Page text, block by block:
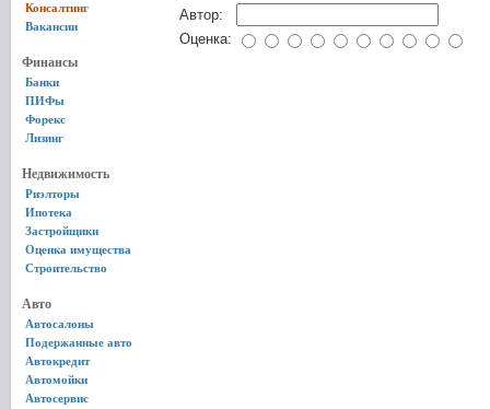
Консалтинг
Вакансии
Финансы
Банки
ПИФы
Форекс
Лизинг
Недвижимость
Риэлторы
Ипотека
Застройщики
Оценка имущества
Строительство
Авто
Автосалоны
Подержанные авто
Автокредит
Автомойки
Автосервис
Автор:
Оценка: